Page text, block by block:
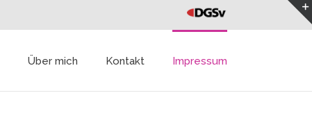
DGVs
Über mich Kontakt Impressum